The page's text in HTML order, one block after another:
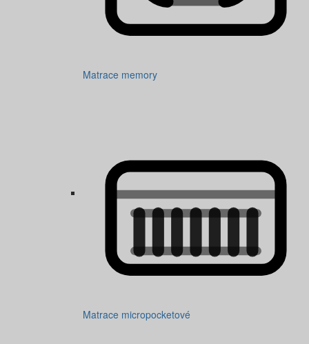
Matrace memory
Matrace micropocketové